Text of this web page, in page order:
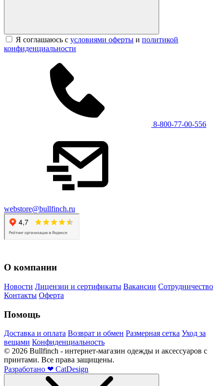
Я соглашаюсь с условиями оферты и политикой
конфиденциальности
8-800-77-00-556
webstore@bullfinch.ru
О компании
Новости Лицензии и сертификаты Вакансии Сотрудничество
Контакты Оферта
Помощь
Доставка и оплата Возврат и обмен Размерная сетка Уход за
вещами Конфиденциальность
© 2026 Bullfinch - интернет-магазин одежды и аксессуаров с
принтами. Все права защищены.
Разработано ❤ CatDesign